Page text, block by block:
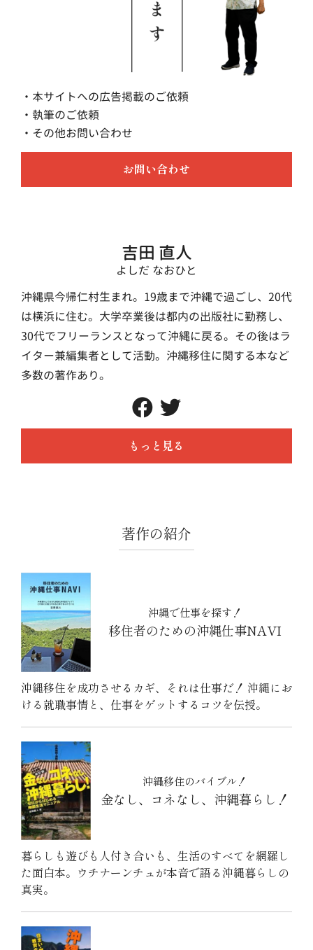
・本サイトへの広告掲載のご依頼
・執筆のご依頼
・その他お問い合わせ
お問い合わせ
吉田 直人
よしだ なおひと
沖縄県今帰仁村生まれ。19歳まで沖縄で過ごし、20代
は横浜に住む。大学卒業後は都内の出版社に勤務し、
30代でフリーランスとなって沖縄に戻る。その後はラ
イター兼編集者として活動。沖縄移住に関する本など
多数の著作あり。
もっと見る
著作の紹介
沖縄で仕事を探す！
移住者のための沖縄仕事NAVI
沖縄移住を成功させるカギ、それは仕事だ！ 沖縄にお
ける就職事情と、仕事をゲットするコツを伝授。
沖縄移住のバイブル！
金なし、コネなし、沖縄暮らし！
暮らしも遊びも人付き合いも、生活のすべてを網羅し
た面白本。ウチナーンチュが本音で語る沖縄暮らしの
真実。